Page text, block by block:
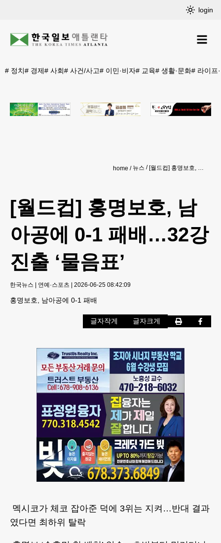
login
# 정치# 경제# 사회# 사건/사고# 이민·비자# 교육# 생활·문화# 라이프
home 뉴스 [월드컵] 홍명보호, 남아공에 0-1 패배…32강 진출 ‘물음표’
[월드컵] 홍명보호, 남
아공에 0-1 패배…32강
진출 ‘물음표’
한국뉴스 | 연예·스포츠 | 2026-06-25 08:42:09
홍명보호, 남아공에 0-1 패배
글자작게 글자크게
멕시코가 체코 잡아준 덕에 3위는 지켜…반대 결과
였다면 최하위 탈락